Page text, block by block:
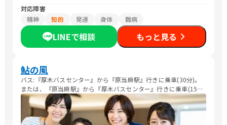
対応障害
精神
知的 発達 身体 難病
LINEで相談 もっと見る
鮎の風
バス:『厚木バスセンター』から『原当麻駅』行きに乗車(30分)。
または、『原当麻駅』から『厚木バスセンター』行きに乗車(15
分)。 『依知神社前』で下車。徒歩7分。